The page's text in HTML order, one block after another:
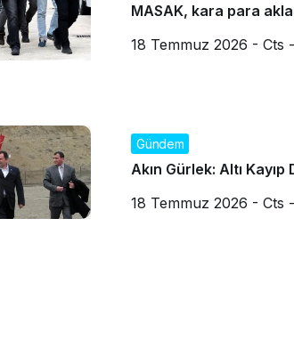
MASAK, kara para
18 Temmuz 2026 - Cts -
Gündem
Akın Gürlek: Altı Kayıp
18 Temmuz 2026 - Cts -